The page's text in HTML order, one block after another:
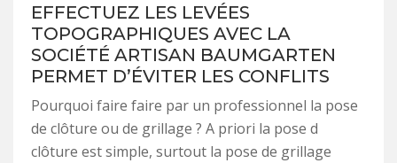
EFFECTUEZ LES LEVÉES
TOPOGRAPHIQUES AVEC LA
SOCIÉTÉ ARTISAN BAUMGARTEN
PERMET D’ÉVITER LES CONFLITS
Pourquoi faire faire par un professionnel la pose
de clôture ou de grillage ? A priori la pose d
clôture est simple, surtout la pose de grillage